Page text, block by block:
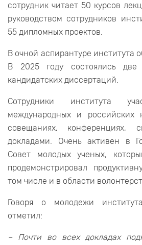
сотрудник читает 50 курсов
руководством сотрудников
55 дипломных проектов.
В очной аспирантуре института
В 2025 году состоялись
кандидатских диссертаций.
Сотрудники института
международных и российских
совещаниях, конференциях,
докладами. Очень активен в
Совет молодых ученых,
продемонстрировал
том числе и в области
Говоря о молодежи
отметил:
– Почти во всех докладах